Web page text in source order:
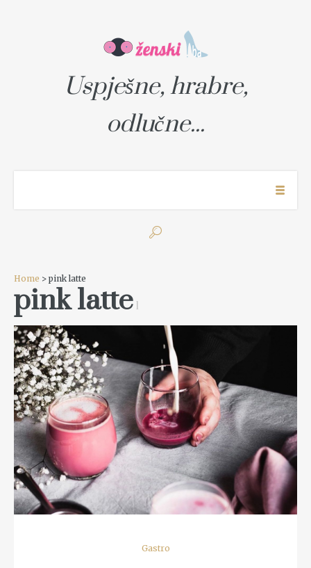
Uspješne, hrabre,
odlučne...
Home > pink latte
pink latte 1
READ MORE
Gastro